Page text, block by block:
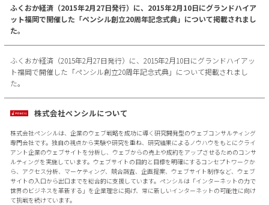
ふくおか経済（2015年2月27日発行）に、2015年2月10日にグランドハイア
ット福岡で開催した「ペンシル創立20周年記念式典」について掲載されまし
た。
ふくおか経済（2015年2月27日発行）に、2015年2月10日にグランドハイアッ
ト福岡で開催した「ペンシル創立20周年記念式典」について掲載されまし
た。
株式会社ペンシルについて
株式会社ペンシルは、企業のウェブ戦略を成功に導く研究開発型のウェブコンサルティング
専門会社です。独自の視点から実験や研究を重ね、研究結果によるノウハウをもとにクライ
アント企業のウェブサイトを分析し、ウェブからの売上や成約をアップさせるためのコンサ
ルティングを実施しています。ウェブサイトの目的と目標を明確にするコンセプトワークか
ら、アクセス分析、マーケティング、競合調査、企画提案、ウェブサイト制作など、ウェブ
サイトの入口から出口までを総合的に支援しています。ペンシルは「インターネットの力で
世界のビジネスを革新する」を企業理念に掲げ、常に新しいインターネットの可能性に向け
て挑戦を続けています。